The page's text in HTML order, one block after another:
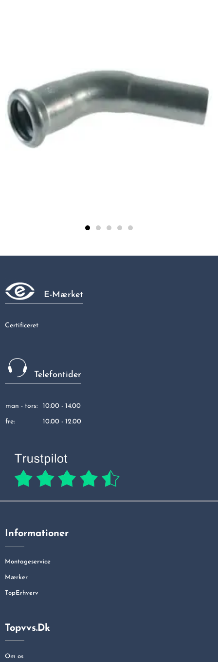
172,27 kr
E-Mærket
Certificeret
Telefontider
man - tors: 10.00 - 14.00
fre: 10.00 - 12.00
Informationer
Montageservice
Mærker
TopErhverv
Topvvs.dk
Om os